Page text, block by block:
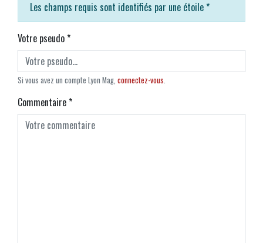
Les champs requis sont identifiés par une étoile *
Votre pseudo*
Si vous avez un compte Lyon Mag, connectez-vous.
Commentaire*